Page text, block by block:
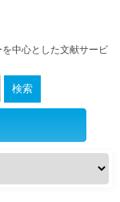
中心とした文献サービ